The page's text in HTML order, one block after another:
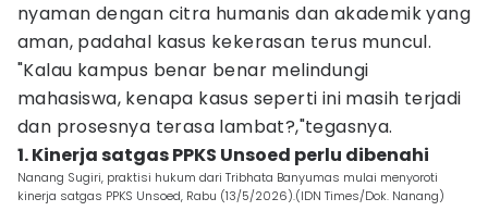
nyaman dengan citra humanis dan akademik yang
aman, padahal kasus kekerasan terus muncul.
"Kalau kampus benar benar melindungi
mahasiswa, kenapa kasus seperti ini masih terjadi
dan prosesnya terasa lambat?,"tegasnya.
1. Kinerja satgas PPKS Unsoed perlu dibenahi
Nanang Sugiri, praktisi hukum dari Tribhata Banyumas mulai menyoroti
kinerja satgas PPKS Unsoed, Rabu (13/5/2026).(IDN Times/Dok. Nanang)